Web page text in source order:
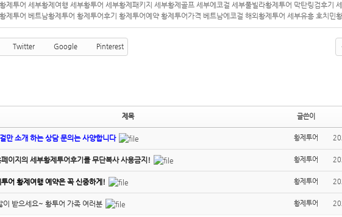
제투어 세부황제여행 세부황투어 세부황제패키지 세부황제골프 세부에코걸 세부풀빌라황제투어 막탄링검후기
제투어 베트남황제투어 황제투어후기 황제투어예약 황제투어가격 베트남에코걸 해외황제투어 세부유흥 호치민
Twitter Google Pinterest
제목 글쓴이
만 소개 하는 상담 문의는 사양합니다 황제투어
이지의 세부황제투어후기를 무단복사 사용금지! 황제투어
어 황제여행 예약은 꼭 신중하게! 황제투어
이 받으세요~ 황투어 가족 여러분 황제투어